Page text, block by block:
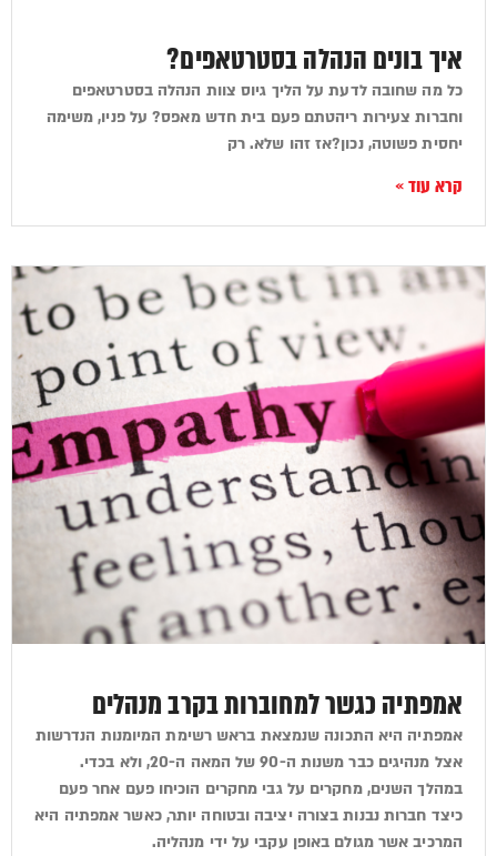
איך בונים הנהלה בסטרטאפים?
כל מה שחובה לדעת על הליך גיוס צוות הנהלה בסטרטאפים
וחברות צעירות ריהטתם פעם בית חדש מאפס? על פניו, משימה
יחסית פשוטה, נכון?אז זהו שלא. רק
קרא עוד »
אמפתיה כגשר למחוברות בקרב מנהלים
אמפתיה היא התכונה שנמצאת בראש רשימת המיומנות הנדרשות
אצל מנהיגים כבר משנות ה-90 של המאה ה-20, ולא בכדי.
במהלך השנים, מחקרים על גבי מחקרים הוכיחו פעם אחר פעם
כיצד חברות נבנות בצורה יציבה ובטוחה יותר, כאשר אמפתיה היא
המרכיב אשר מגולם באופן עקבי על ידי מנהליה.